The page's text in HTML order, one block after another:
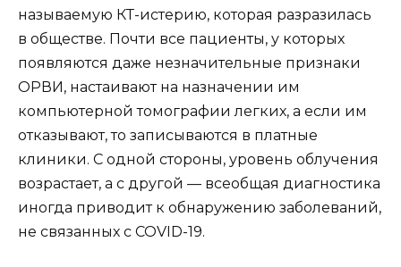
называемую КТ-истерию, которая разразилась
в обществе. Почти все пациенты, у которых
появляются даже незначительные признаки
ОРВИ, настаивают на назначении им
компьютерной томографии легких, а если им
отказывают, то записываются в платные
клиники. С одной стороны, уровень облучения
возрастает, а с другой — всеобщая диагностика
иногда приводит к обнаружению заболеваний,
не связанных с COVID-19.